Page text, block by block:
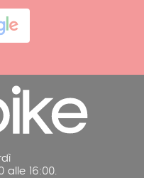
alle 16:00.